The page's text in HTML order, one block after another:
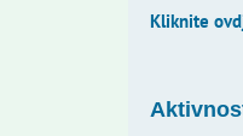
Kliknite